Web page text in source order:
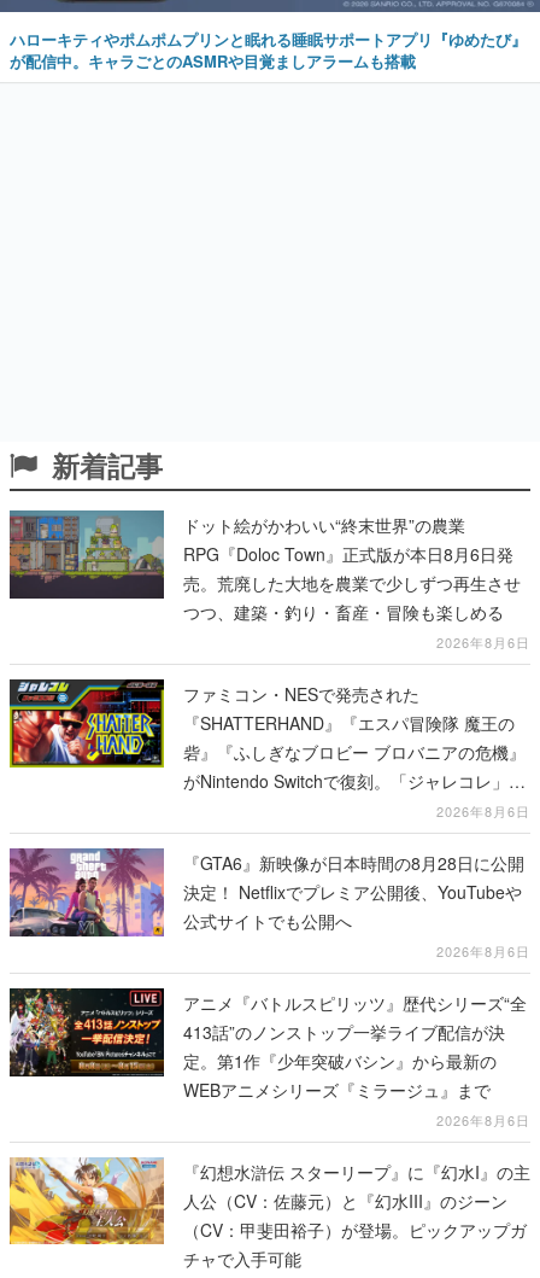
ハローキティやポムポムプリンと眠れる睡眠サポートアプリ『ゆめたび』
が配信中。キャラごとのASMRや目覚ましアラームも搭載
新着記事
ドット絵がかわいい“終末世界”の農業
RPG『Doloc Town』正式版が本日8月6日発
売。荒廃した大地を農業で少しずつ再生させ
つつ、建築・釣り・畜産・冒険も楽しめる
2026年8月6日
ファミコン・NESで発売された
『SHATTERHAND』『エスパ冒険隊 魔王の
砦』『ふしぎなブロビー ブロバニアの危機』
がNintendo Switchで復刻。「ジャレコレ」シ
2026年8月6日
『GTA6』新映像が日本時間の8月28日に公開
決定！ Netflixでプレミア公開後、YouTubeや
公式サイトでも公開へ
2026年8月6日
アニメ『バトルスピリッツ』歴代シリーズ“全
413話”のノンストップ一挙ライブ配信が決
定。第1作『少年突破バシン』から最新の
WEBアニメシリーズ『ミラージュ』まで
2026年8月6日
『幻想水滸伝 スターリープ』に『幻水I』の主
人公（CV：佐藤元）と『幻水III』のジーン
（CV：甲斐田裕子）が登場。ピックアップガ
チャで入手可能